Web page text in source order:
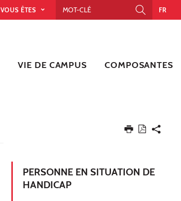
VOUS ÊTES FR
VIE DE CAMPUS COMPOSANTES
PERSONNE EN SITUATION DE
HANDICAP